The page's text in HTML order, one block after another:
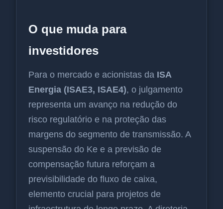
O que muda para
investidores
Para o mercado e acionistas da ISA
Energia (ISAE3, ISAE4), o julgamento
representa um avanço na redução do
risco regulatório e na proteção das
margens do segmento de transmissão. A
suspensão do Ke e a previsão de
compensação futura reforçam a
previsibilidade do fluxo de caixa,
elemento crucial para projetos de